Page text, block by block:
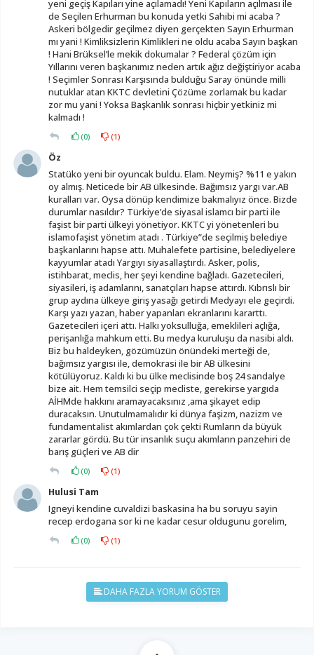
yeni geçiş Kapıları yine açılamadı! Yeni Kapıların açılması ile
de Seçilen Erhurman bu konuda yetki Sahibi mi acaba ?
Askeri bölgedir geçilmez diyen gerçekten Sayın Erhurman
mı yani ! Kimliksizlerin Kimlikleri ne oldu acaba Sayın başkan
! Hani Brüksel’le mekik dokumalar ? Federal çözüm için
Yıllarını veren başkanımız neden artık ağız değiştiriyor acaba
! Seçimler Sonrası Karşısında bulduğu Saray önünde milli
nutuklar atan KKTC devletini Çözüme zorlamak bu kadar
zor mu yani ! Yoksa Başkanlık sonrası hiçbir yetkiniz mi
kalmadı !
(0) (1)
Öz
Statüko yeni bir oyuncak buldu. Elam. Neymiş? %11 e yakın
oy almış. Neticede bir AB ülkesinde. Bağımsız yargı var.AB
kuralları var. Oysa dönüp kendimize bakmalıyız önce. Bizde
durumlar nasıldır? Türkiye’de siyasal islamcı bir parti ile
faşist bir parti ülkeyi yönetiyor. KKTC yi yönetenleri bu
islamofaşist yönetim atadı . Türkiye”de seçilmiş belediye
başkanlarını hapse attı. Muhalefete partisine, belediyelere
kayyumlar atadı Yargıyı siyasallaştırdı. Asker, polis,
istihbarat, meclis, her şeyi kendine bağladı. Gazetecileri,
siyasileri, iş adamlarını, sanatçıları hapse attırdı. Kıbrıslı bir
grup aydına ülkeye giriş yasağı getirdi Medyayı ele geçirdi.
Karşı yazı yazan, haber yapanları ekranlarını kararttı.
Gazetecileri içeri attı. Halkı yoksulluğa, emeklileri açlığa,
perişanlığa mahkum etti. Bu medya kuruluşu da nasibi aldı.
Biz bu haldeyken, gözümüzün önündeki merteği de,
bağımsız yargısı ile, demokrasi ile bir AB ülkesini
kötülüyoruz. Kaldı ki bu ülke meclisinde boş 24 sandalye
bize ait. Hem temsilci seçip mecliste, gerekirse yargıda
AİHMde hakkını aramayacaksınız ,ama şikayet edip
duracaksın. Unutulmamalıdır ki dünya faşizm, nazizm ve
fundamentalist akımlardan çok çekti Rumların da büyük
zararlar gördü. Bu tür insanlık suçu akımların panzehiri de
barış güçleri ve AB dir
(0) (1)
Hulusi Tam
Igneyi kendine cuvaldizi baskasina ha bu soruyu sayin
recep erdogana sor ki ne kadar cesur oldugunu gorelim,
(0) (1)
DAHA FAZLA YORUM GÖSTER